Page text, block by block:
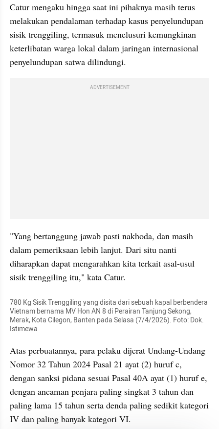
Catur mengaku hingga saat ini pihaknya masih terus
melakukan pendalaman terhadap kasus penyelundupan
sisik trenggiling, termasuk menelusuri kemungkinan
keterlibatan warga lokal dalam jaringan internasional
penyelundupan satwa dilindungi.
ADVERTISEMENT
"Yang bertanggung jawab pasti nakhoda, dan masih
dalam pemeriksaan lebih lanjut. Dari situ nanti
diharapkan dapat mengarahkan kita terkait asal-usul
sisik trenggiling itu," kata Catur.
780 Kg Sisik Trenggiling yang disita dari sebuah kapal berbendera
Vietnam bernama MV Hon AN 8 di Perairan Tanjung Sekong,
Merak, Kota Cilegon, Banten pada Selasa (7/4/2026). Foto: Dok.
Istimewa
Atas perbuatannya, para pelaku dijerat Undang-Undang
Nomor 32 Tahun 2024 Pasal 21 ayat (2) huruf c,
dengan sanksi pidana sesuai Pasal 40A ayat (1) huruf e,
dengan ancaman penjara paling singkat 3 tahun dan
paling lama 15 tahun serta denda paling sedikit kategori
IV dan paling banyak kategori VI.